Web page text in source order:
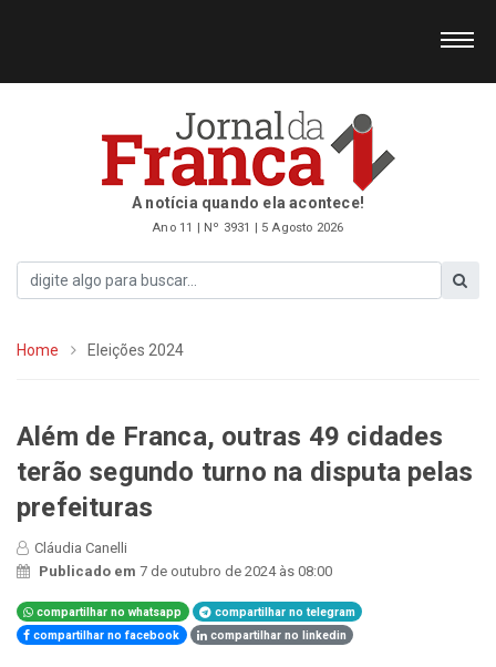
A notícia quando ela acontece!
Ano 11 | Nº 3931 | 5 Agosto 2026
Home Eleições 2024
Além de Franca, outras 49 cidades
terão segundo turno na disputa pelas
prefeituras
Cláudia Canelli
Publicado em 7 de outubro de 2024 às 08:00
compartilhar no whatsapp
compartilhar no telegram
compartilhar no facebook
compartilhar no linkedin